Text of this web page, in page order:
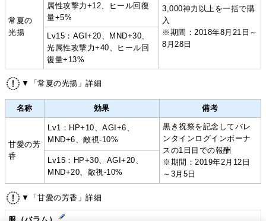
常夏の
光揚
属性攻撃力+12、ヒール回復
量+5%
3,000神力以上を一括で購
入
※期間：2018年8月21日～
8月28日
Lv15：AGI+20、MND+30、
光属性攻撃力+40、ヒール回
復量+13%
▼「常夏の光揚」詳細
名称 効果 備考
甘愛の芳
香
Lv1：HP+10、AGI+6、
MND+6、敵視-10%
黒き祝祭を記念してバレ
ンタインログインボーナ
スの1日目での報酬
※期間：2019年2月12日
～3月5日
Lv15：HP+30、AGI+20、
MND+20、敵視-10%
▼「甘愛の芳香」詳細